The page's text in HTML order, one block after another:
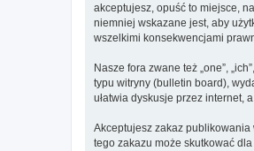
akceptujesz, opuść to miejsce,
niemniej wskazane jest, aby
wszelkimi konsekwencjami
Nasze fora zwane też „one”,
typu witryny (bulletin board),
ułatwia dyskusje przez internet,
Akceptujesz zakaz
tego zakazu może skutkować